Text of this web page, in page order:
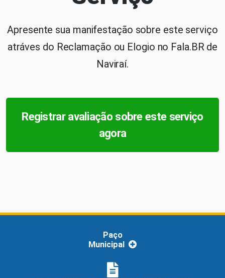
Apresente sua manifestação sobre este serviço
atráves do Reclamação ou Elogio no Fala.BR de
Naviraí.
Registrar avaliação sobre este serviço
agora
Paço
Municipal